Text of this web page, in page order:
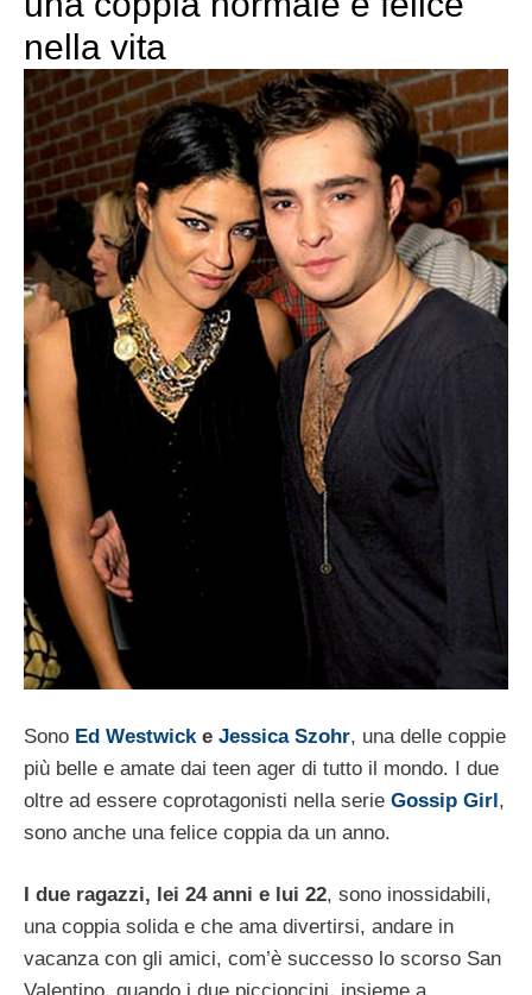
nella vita
Sono Ed Westwicke Jessica Szohr, una delle coppie
più belle e amate dai teen ager di tutto il mondo. I due
oltre ad essere coprotagonisti nella serie Gossip Girl,
sono anche una felice coppia da un anno.
I due ragazzi, lei 24 anni e lui 22, sono inossidabili,
una coppia solida e che ama divertirsi, andare in
vacanza con gli amici, com’è successo lo scorso San